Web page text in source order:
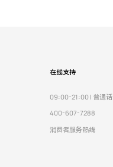
在线支持
09:00-21:00 | 普通话
400-607-7288
消费者服务热线